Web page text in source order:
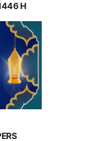
H